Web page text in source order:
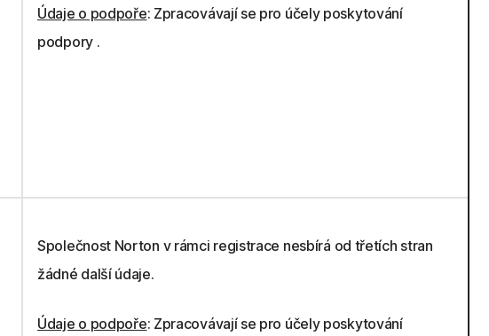
Údaje o podpoře: Zpracovávají se pro účely poskytování
podpory .
Společnost Norton v rámci registrace nesbírá od třetích stran
žádné další údaje.
Údaje o podpoře: Zpracovávají se pro účely poskytování